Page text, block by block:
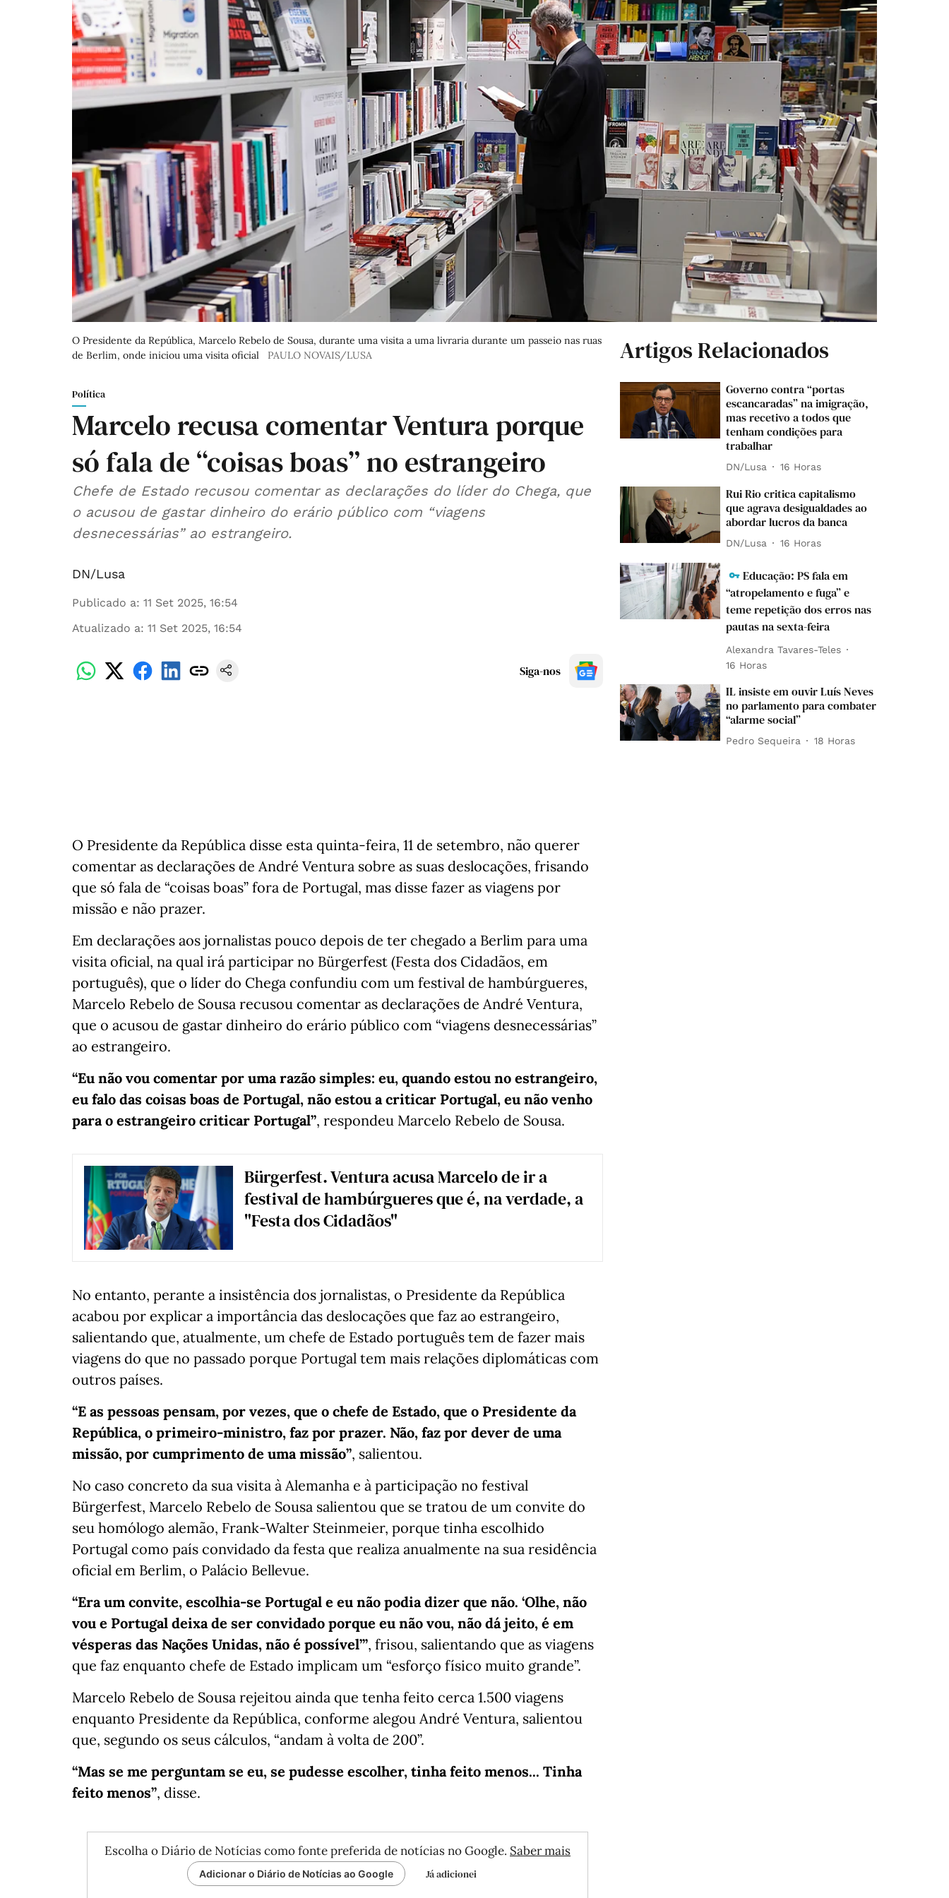
O Presidente da República, Marcelo Rebelo de Sousa, durante uma visita a uma livraria durante um passeio nas ruas
de Berlim, onde iniciou uma visita oficial
PAULO NOVAIS/LUSA
Política
Marcelo recusa comentar Ventura porque
só fala de “coisas boas” no estrangeiro
Chefe de Estado recusou comentar as declarações do líder do Chega, que
o acusou de gastar dinheiro do erário público com “viagens
desnecessárias” ao estrangeiro.
DN/Lusa
Publicado a: 11 Set 2025, 16:54
Atualizado a: 11 Set 2025, 16:54
Siga-nos
O Presidente da República disse esta quinta-feira, 11 de setembro, não querer
comentar as declarações de André Ventura sobre as suas deslocações, frisando
que só fala de “coisas boas” fora de Portugal, mas disse fazer as viagens por
missão e não prazer.
Em declarações aos jornalistas pouco depois de ter chegado a Berlim para uma
visita oficial, na qual irá participar no Bürgerfest (Festa dos Cidadãos, em
português), que o líder do Chega confundiu com um festival de hambúrgueres,
Marcelo Rebelo de Sousa recusou comentar as declarações de André Ventura,
que o acusou de gastar dinheiro do erário público com “viagens desnecessárias”
ao estrangeiro.
“Eu não vou comentar por uma razão simples: eu, quando estou no estrangeiro,
eu falo das coisas boas de Portugal, não estou a criticar Portugal, eu não venho
para o estrangeiro criticar Portugal”, respondeu Marcelo Rebelo de Sousa.
Bürgerfest. Ventura acusa Marcelo de ir a
festival de hambúrgueres que é, na verdade, a
"Festa dos Cidadãos"
No entanto, perante a insistência dos jornalistas, o Presidente da República
acabou por explicar a importância das deslocações que faz ao estrangeiro,
salientando que, atualmente, um chefe de Estado português tem de fazer mais
viagens do que no passado porque Portugal tem mais relações diplomáticas com
outros países.
“E as pessoas pensam, por vezes, que o chefe de Estado, que o Presidente da
República, o primeiro-ministro, faz por prazer. Não, faz por dever de uma
missão, por cumprimento de uma missão”, salientou.
No caso concreto da sua visita à Alemanha e à participação no festival
Bürgerfest, Marcelo Rebelo de Sousa salientou que se tratou de um convite do
seu homólogo alemão, Frank-Walter Steinmeier, porque tinha escolhido
Portugal como país convidado da festa que realiza anualmente na sua residência
oficial em Berlim, o Palácio Bellevue.
“Era um convite, escolhia-se Portugal e eu não podia dizer que não. ‘Olhe, não
vou e Portugal deixa de ser convidado porque eu não vou, não dá jeito, é em
vésperas das Nações Unidas, não é possível’”, frisou, salientando que as viagens
que faz enquanto chefe de Estado implicam um “esforço físico muito grande”.
Marcelo Rebelo de Sousa rejeitou ainda que tenha feito cerca 1.500 viagens
enquanto Presidente da República, conforme alegou André Ventura, salientou
que, segundo os seus cálculos, “andam à volta de 200”.
“Mas se me perguntam se eu, se pudesse escolher, tinha feito menos... Tinha
feito menos”, disse.
Escolha o Diário de Notícias como fonte preferida de notícias no Google. Saber mais
Adicionar o Diário de Notícias ao Google Já adicionei
Artigos Relacionados
Governo contra “portas
escancaradas” na imigração,
mas recetivo a todos que
tenham condições para
trabalhar
DN/Lusa 16 Horas
Rui Rio critica capitalismo
que agrava desigualdades ao
abordar lucros da banca
DN/Lusa 16 Horas
Educação: PS fala em
“atropelamento e fuga” e
teme repetição dos erros nas
pautas na sexta-feira
Alexandra Tavares-Teles
16 Horas
IL insiste em ouvir Luís Neves
no parlamento para combater
“alarme social”
Pedro Sequeira 18 Horas